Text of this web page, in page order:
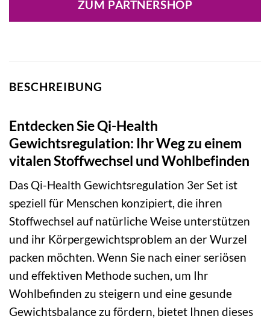
ZUM PARTNERSHOP
BESCHREIBUNG
Entdecken Sie Qi-Health
Gewichtsregulation: Ihr Weg zu einem
vitalen Stoffwechsel und Wohlbefinden
Das Qi-Health Gewichtsregulation 3er Set ist
speziell für Menschen konzipiert, die ihren
Stoffwechsel auf natürliche Weise unterstützen
und ihr Körpergewichtsproblem an der Wurzel
packen möchten. Wenn Sie nach einer seriösen
und effektiven Methode suchen, um Ihr
Wohlbefinden zu steigern und eine gesunde
Gewichtsbalance zu fördern, bietet Ihnen dieses